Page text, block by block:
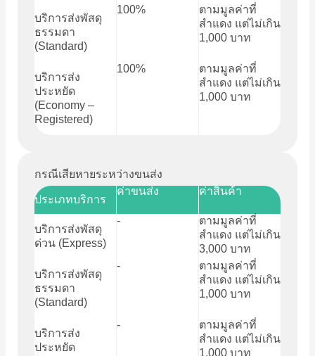
บริการส่งพัสดุ
ธรรมดา
(Standard)
100%
ตามมูลค่าที่
สำแดง แต่ไม่เกิน
1,000 บาท
บริการส่ง
ประหยัด
(Economy –
Registered)
100%
ตามมูลค่าที่
สำแดง แต่ไม่เกิน
1,000 บาท
กรณีเสียหายระหว่างขนส่ง
ประเภทบริการ
ค่าขนส่ง ค่าสินค้า
บริการส่งพัสดุ
ด่วน (Express)
-
ตามมูลค่าที่
สำแดง แต่ไม่เกิน
3,000 บาท
บริการส่งพัสดุ
ธรรมดา
(Standard)
-
ตามมูลค่าที่
สำแดง แต่ไม่เกิน
1,000 บาท
บริการส่ง
ประหยัด
-
ตามมูลค่าที่
สำแดง แต่ไม่เกิน
1,000 บาท